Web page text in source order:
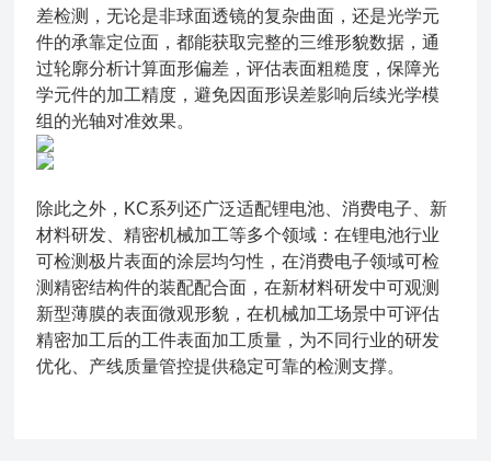
差检测，无论是非球面透镜的复杂曲面，还是光学元
件的承靠定位面，都能获取完整的三维形貌数据，通
过轮廓分析计算面形偏差，评估表面粗糙度，保障光
学元件的加工精度，避免因面形误差影响后续光学模
组的光轴对准效果。
除此之外，KC系列还广泛适配锂电池、消费电子、新
材料研发、精密机械加工等多个领域：在锂电池行业
可检测极片表面的涂层均匀性，在消费电子领域可检
测精密结构件的装配配合面，在新材料研发中可观测
新型薄膜的表面微观形貌，在机械加工场景中可评估
精密加工后的工件表面加工质量，为不同行业的研发
优化、产线质量管控提供稳定可靠的检测支撑。